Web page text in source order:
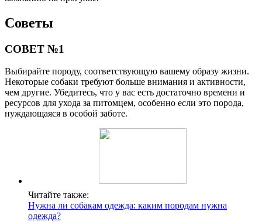
Советы
СОВЕТ №1
Выбирайте породу, соответствующую вашему образу жизни.
Некоторые собаки требуют больше внимания и активности,
чем другие. Убедитесь, что у вас есть достаточно времени и
ресурсов для ухода за питомцем, особенно если это порода,
нуждающаяся в особой заботе.
Читайте также:
Нужна ли собакам одежда: каким породам нужна
одежда?